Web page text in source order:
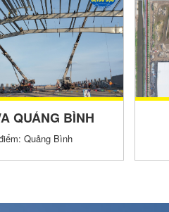
QUẢNG BÌNH
Quảng Bình